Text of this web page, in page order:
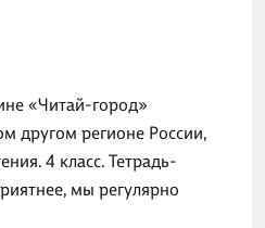
«Читай-город»
другом регионе России,
4 класс. Тетрадь-
мы регулярно